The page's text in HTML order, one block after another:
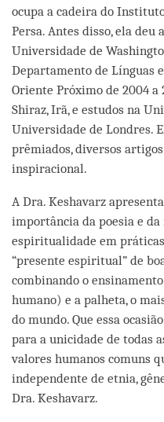
ocupa a cadeira do
Persa. Antes disso, ela deu
Universidade de
Departamento de Línguas
Oriente Próximo de 2004 a
Shiraz, Irã, e estudos na
Universidade de Londres.
prêmiados, diversos
inspiracional.
A Dra. Keshavarz
importância da poesia e da
espiritualidade em
“presente espiritual” de
combinando o
humano) e a palheta, o
do mundo. Que essa
para a unicidade de todas
valores humanos comuns
independente de etnia,
Dra. Keshavarz.